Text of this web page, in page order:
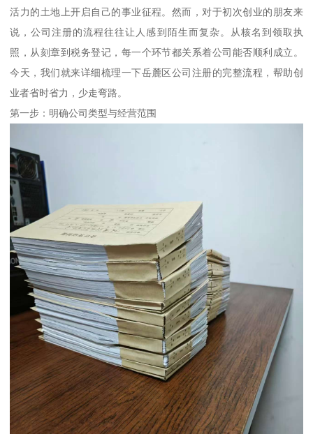
活力的土地上开启自己的事业征程。然而，对于初次创业的朋友来
说，公司注册的流程往往让人感到陌生而复杂。从核名到领取执
照，从刻章到税务登记，每一个环节都关系着公司能否顺利成立。
今天，我们就来详细梳理一下岳麓区公司注册的完整流程，帮助创
业者省时省力，少走弯路。
第一步：明确公司类型与经营范围